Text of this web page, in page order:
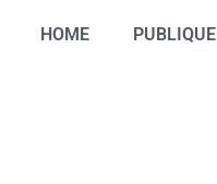
HOME PUBLIQUE